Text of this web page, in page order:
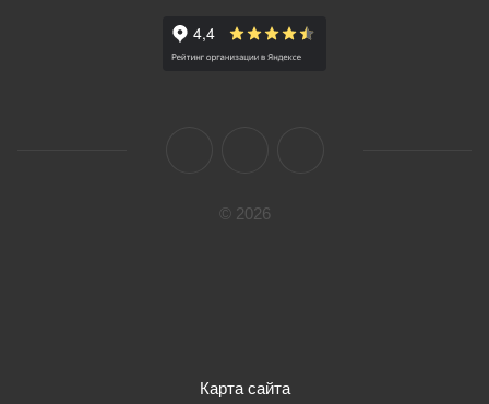
© 2026
Карта сайта